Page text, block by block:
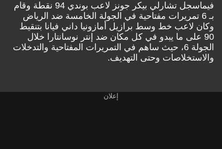
فيماسجل تشارلي بيكر جونز لاعب بوندي 94 نقطة وقام
بـ 6 تمريرات مفتاحية في الجولة الخامسة ضد الرياض
وكان لاعب خط وسط برازيل أمازونيا داني فيانا بتنقيط
90 على ما يبدو في كل مكان ضد إنتر نوسانتارا خلال
الجولة 6، حيث ساهم في التمريرات المفتاحية والتدخلات
والاستخلاصات وحتى التهديف.